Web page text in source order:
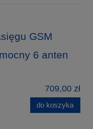
GSM
6 anten
709,00 zł
do koszyka